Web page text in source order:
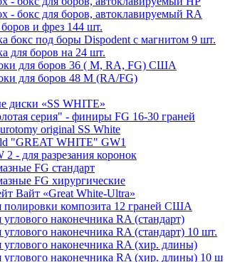
- бокс для боров, автоклавируемый RA
и фрез 144 шт.
бокс под боры Dispodent с магнитом 9 шт.
для боров на 24 шт.
для боров 36 ( М, RA, FG) США
для боров 48 М (RA/FG)
диски «SS WHITE»
серия" - финиры FG 16-30 граней
original SS White
"GREAT WHITE" GW1
- для разрезания коронок
FG стандарт
FG хирургические
Вайт «Great White-Ultra»
полировки композита 12 граней США
наконечника RA (стандарт)
наконечника RA (стандарт) 10 шт.
углового наконечника RA (хир. длины)
углового наконечника RA (хир. длины) 10 ш